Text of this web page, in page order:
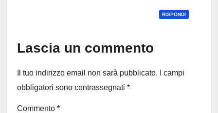
RISPONDI
Lascia un commento
Il tuo indirizzo email non sarà pubblicato.
I campi
obbligatori sono contrassegnati *
Commento *